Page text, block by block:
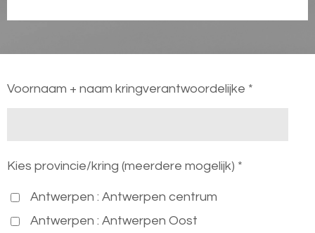
Voornaam + naam kringverantwoordelijke *
Kies provincie/kring (meerdere mogelijk) *
Antwerpen : Antwerpen centrum
Antwerpen : Antwerpen Oost